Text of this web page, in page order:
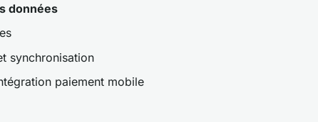
données
synchronisation
paiement mobile